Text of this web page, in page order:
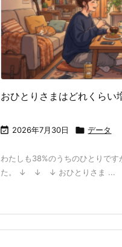
おひとりさまはどれくらい
 2026年7月30日  データ
わたしも38%のうちのひとりで
た。 ↓ ↓ ↓ おひとりさま ...